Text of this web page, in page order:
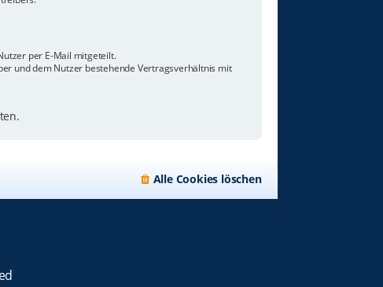
per E-Mail mitgeteilt.
und dem Nutzer bestehende Vertragsverhältnis mit
Alle Cookies löschen